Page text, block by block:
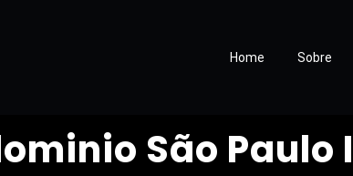
Home Sobre
São Paulo